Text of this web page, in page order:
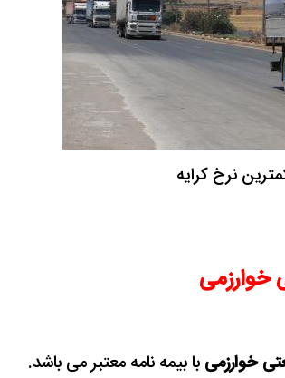
نرخ کرایه
خوارزمی
خوارزمی با بیمه نامه معتبر می باشد.